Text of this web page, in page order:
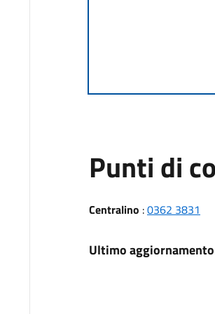
Punti di
Centralino :0362 3831
Ultimo aggiornamento